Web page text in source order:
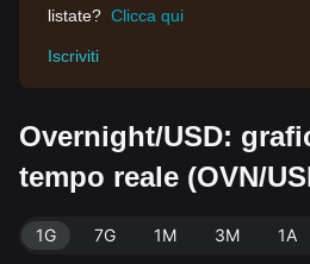
listate? Clicca qui
Iscriviti
Overnight/USD:
tempo reale (OVN/
1G 7G 1M 3M 1A